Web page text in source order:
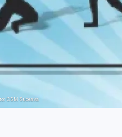
CSM Suceava